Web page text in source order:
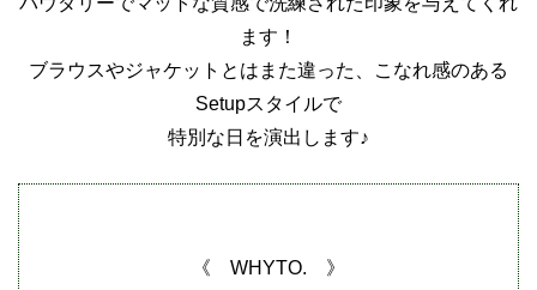
ます！
ブラウスやジャケットとはまた違った、こなれ感のある
Setupスタイルで
特別な日を演出します♪
《 WHYTO. 》